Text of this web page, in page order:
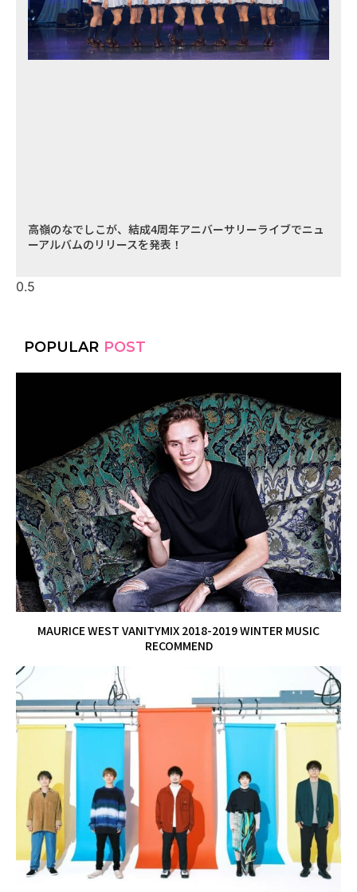
高嶺のなでしこが、結成4周年アニバーサリーライブでニュ
ーアルバムのリリースを発表！
POPULAR POST
MAURICE WEST VANITYMIX 2018-2019 WINTER MUSIC
RECOMMEND